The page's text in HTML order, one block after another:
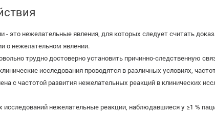
- это нежелательные явления, для которых следует считать
о нежелательном явлении.
трудно достоверно установить причинно-следственную
исследования проводятся в различных условиях,
с частотой развития нежелательных реакций в клинических
нежелательные реакции, наблюдавшиеся у ≥1 %